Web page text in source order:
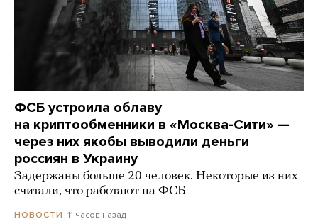
ФСБ устроила облаву
на криптообменники в «Москва-Сити» —
через них якобы выводили деньги
россиян в Украину
Задержаны больше 20 человек. Некоторые из них
считали, что работают на ФСБ
НОВОСТИ 11 часов назад